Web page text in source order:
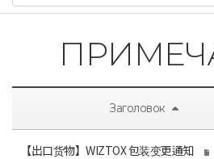
Заголовок
【出口货物】WIZTOX 包装变更通知